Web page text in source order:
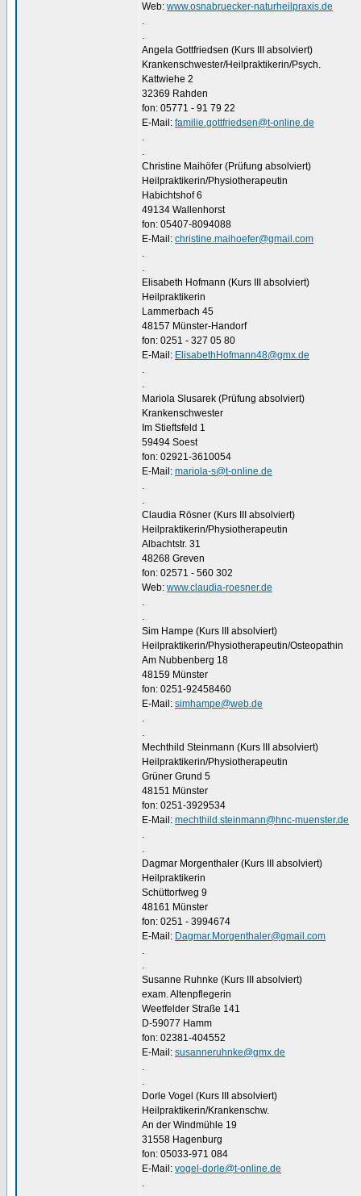
Web: www.osnabruecker-naturheilpraxis.de
.
.
Angela Gottfriedsen (Kurs III absolviert)
Krankenschwester/Heilpraktikerin/Psych.
Kattwiehe 2
32369 Rahden
fon: 05771 - 91 79 22
E-Mail: familie.gottfriedsen@t-online.de
.
.
Christine Maihöfer (Prüfung absolviert)
Heilpraktikerin/Physiotherapeutin
Habichtshof 6
49134 Wallenhorst
fon: 05407-8094088
E-Mail: christine.maihoefer@gmail.com
.
.
Elisabeth Hofmann (Kurs III absolviert)
Heilpraktikerin
Lammerbach 45
48157 Münster-Handorf
fon: 0251 - 327 05 80
E-Mail: ElisabethHofmann48@gmx.de
.
.
Mariola Slusarek (Prüfung absolviert)
Krankenschwester
Im Stieftsfeld 1
59494 Soest
fon: 02921-3610054
E-Mail: mariola-s@t-online.de
.
.
Claudia Rösner (Kurs III absolviert)
Heilpraktikerin/Physiotherapeutin
Albachtstr. 31
48268 Greven
fon: 02571 - 560 302
Web: www.claudia-roesner.de
.
.
Sim Hampe (Kurs III absolviert)
Heilpraktikerin/Physiotherapeutin/Osteopathin
Am Nubbenberg 18
48159 Münster
fon: 0251-92458460
E-Mail: simhampe@web.de
.
.
Mechthild Steinmann (Kurs III absolviert)
Heilpraktikerin/Physiotherapeutin
Grüner Grund 5
48151 Münster
fon: 0251-3929534
E-Mail: mechthild.steinmann@hnc-muenster.de
.
.
Dagmar Morgenthaler (Kurs III absolviert)
Heilpraktikerin
Schüttorfweg 9
48161 Münster
fon: 0251 - 3994674
E-Mail: Dagmar.Morgenthaler@gmail.com
.
.
Susanne Ruhnke (Kurs III absolviert)
exam. Altenpflegerin
Weetfelder Straße 141
D-59077 Hamm
fon: 02381-404552
E-Mail: susanneruhnke@gmx.de
.
.
Dorle Vogel (Kurs III absolviert)
Heilpraktikerin/Krankenschw.
An der Windmühle 19
31558 Hagenburg
fon: 05033-971 084
E-Mail: vogel-dorle@t-online.de
.